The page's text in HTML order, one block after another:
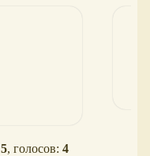
5, голосов: 4